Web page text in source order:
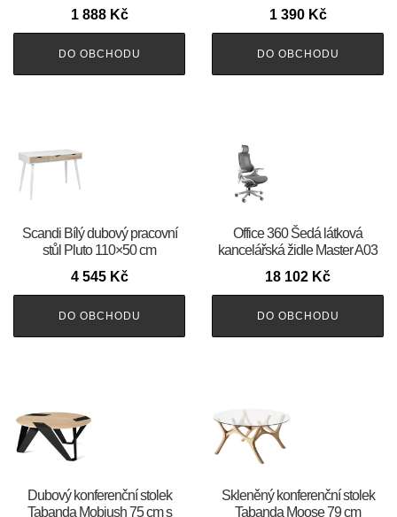
1 888 Kč
DO OBCHODU
1 390 Kč
DO OBCHODU
Scandi Bílý dubový pracovní
stůl Pluto 110×50 cm
4 545 Kč
DO OBCHODU
Office 360 Šedá látková
kancelářská židle Master A03
18 102 Kč
DO OBCHODU
Dubový konferenční stolek
Tabanda Mobiush 75 cm s
Skleněný konferenční stolek
Tabanda Moose 79 cm